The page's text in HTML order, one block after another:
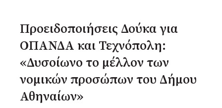
Προειδοποιήσεις Δούκα για
ΟΠΑΝΔΑ και Τεχνόπολη:
«Δυσοίωνο το μέλλον των
νομικών προσώπων του Δήμου
Αθηναίων»